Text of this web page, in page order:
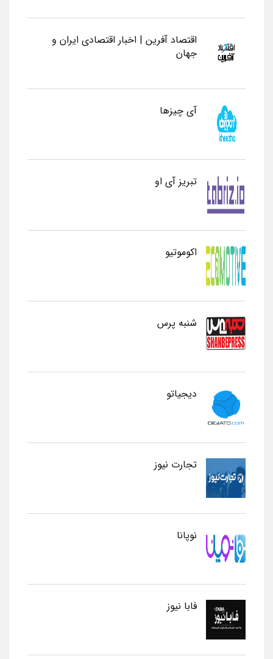
اقتصاد آفرین | اخبار اقتصادی ایران و
جهان
آی چیزها
تبریز آی او
اکوموتیو
شنبه پرس
دیجیاتو
تجارت نیوز
نوپانا
فابا نیوز